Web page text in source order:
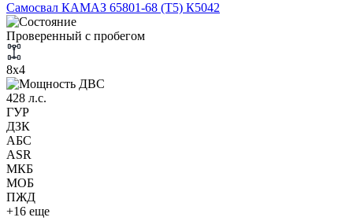
Самосвал КАМАЗ 65801-68 (Т5) К5042
Проверенный с пробегом
8х4
428 л.с.
ГУР
ДЗК
АБС
ASR
МКБ
МОБ
ПЖД
+16 еще